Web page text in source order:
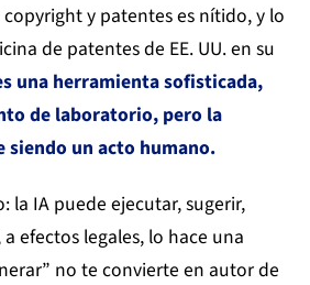
y patentes es nítido, y lo
de patentes de EE. UU. en su
una herramienta sofisticada,
de laboratorio, pero la
siendo un acto humano.
la IA puede ejecutar, sugerir,
efectos legales, lo hace una
no te convierte en autor de